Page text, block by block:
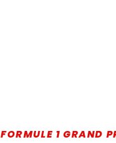
FORMULE 1 GRAND